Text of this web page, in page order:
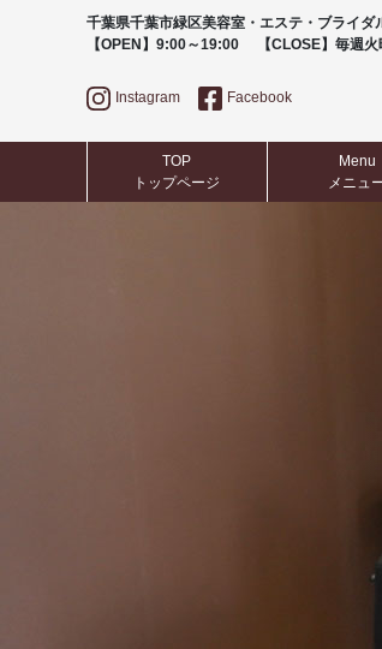
千葉県千葉市緑区美容室・エステ・ブライ
【OPEN】9:00～19:00 【CLOSE】毎週火
Instagram Facebook
TOP
​​​​​​​トップページ
Menu
メニュ